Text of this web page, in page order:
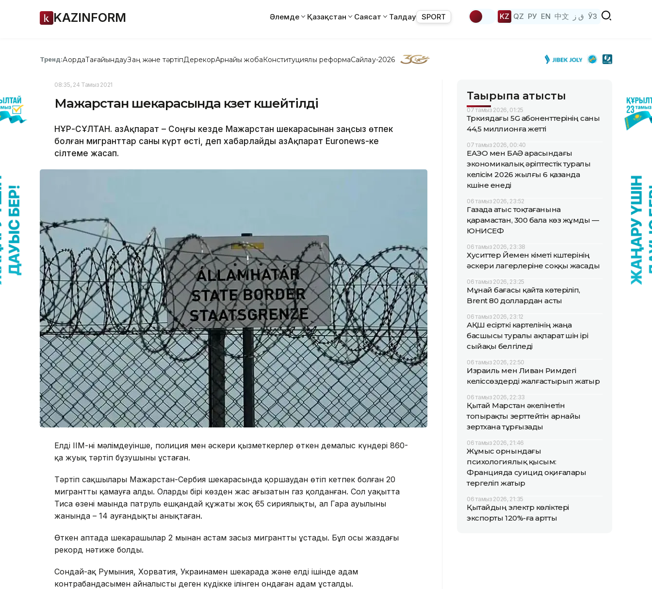
KAZINFORM Әлемде Қазақстан Саясат Талдау SPORT KZ QZ РУ EN 中文 ق ز ЎЗ
Тренд:АқордаТағайындауЗаң және тәртіпДерекқорАрнайы жобаКонституциялық реформаСайлау-2026
08:35, 24 Тамыз 2021
Мажарстан шекарасында күзет күшейтілді
НҰР-СҰЛТАН. ҚазАқпарат – Соңғы кезде Мажарстан шекарасынан заңсыз өтпек
болған мигранттар саны күрт өсті, деп хабарлайды ҚазАқпарат Euronews-ке
сілтеме жасап.
Елдің ІІМ-нің мәлімдеуінше, полиция мен әскери қызметкерлер өткен демалыс күндері 860-
қа жуық тәртіп бұзушыны ұстаған.
Тәртіп сақшылары Мажарстан-Сербия шекарасында қоршаудан өтіп кетпек болған 20
мигрантты қамауға алды. Олардың бірі көзден жас ағызатын газ қолданған. Сол уақытта
Тиса өзені маңында патруль ешқандай құжаты жоқ 65 сириялықты, ал Гара ауылының
жанында – 14 ауғандықты анықтаған.
Өткен аптада шекарашылар 2 мыңнан астам заңсыз мигрантты ұстады. Бұл осы жаздағы
рекорд нәтиже болды.
Сондай-ақ Румыния, Хорватия, Украинамен шекарада және елдің ішінде адам
контрабандасымен айналысты деген күдікке ілінген ондаған адам ұсталды.
Тақырыпқа қатысты
07 тамыз 2026, 01:25
Түркиядағы 5G абоненттерінің саны
44,5 миллионға жетті
07 тамыз 2026, 00:40
ЕАЭО мен БАӘ арасындағы
экономикалық әріптестік туралы
келісім 2026 жылғы 6 қазанда
күшіне енеді
06 тамыз 2026, 23:52
Газада атыс тоқтағанына
қарамастан, 300 бала көз жұмды —
ЮНИСЕФ
06 тамыз 2026, 23:38
Хуситтер Йемен үкіметі күштерінің
әскери лагерлеріне соққы жасады
06 тамыз 2026, 23:25
Мұнай бағасы қайта көтеріліп,
Brent 80 доллардан асты
06 тамыз 2026, 23:12
АҚШ есірткі картелінің жаңа
басшысы туралы ақпарат үшін ірі
сыйақы белгіледі
06 тамыз 2026, 22:50
Израиль мен Ливан Римдегі
келіссөздерді жалғастырып жатыр
06 тамыз 2026, 22:33
Қытай Марстан әкелінетін
топырақты зерттейтін арнайы
зертхана тұрғызады
06 тамыз 2026, 21:46
Жұмыс орнындағы
психологиялық қысым:
Францияда суицид оқиғалары
тергеліп жатыр
06 тамыз 2026, 21:35
Қытайдың электр көліктері
экспорты 120%-ға артты